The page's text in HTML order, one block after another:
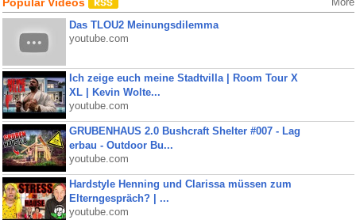
More
Das TLOU2 Meinungsdilemma
youtube.com
Ich zeige euch meine Stadtvilla | Room Tour X
XL | Kevin Wolte...
youtube.com
GRUBENHAUS 2.0 Bushcraft Shelter #007 - Lag
erbau - Outdoor Bu...
youtube.com
Hardstyle Henning und Clarissa müssen zum
Elterngespräch? | ...
youtube.com